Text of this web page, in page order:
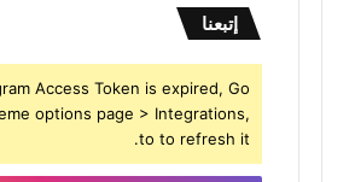
إتبعنا
Access Token is expired, Go
options page > Integrations,
to to refresh it.